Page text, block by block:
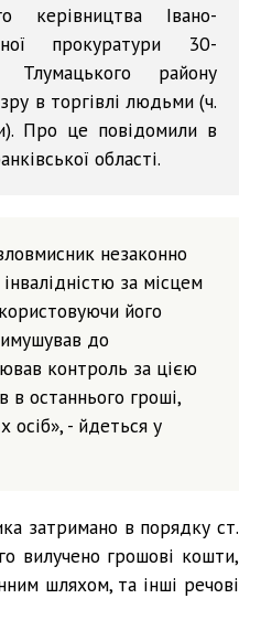
керівництва Івано-
прокуратури 30-
району
в торгівлі людьми (ч.
Про це повідомили в
області.
незаконно
за місцем
його
до
контроль за цією
в останнього гроші,
осіб», - йдеться у
затримано в порядку ст.
вилучено грошові кошти,
шляхом, та інші речові